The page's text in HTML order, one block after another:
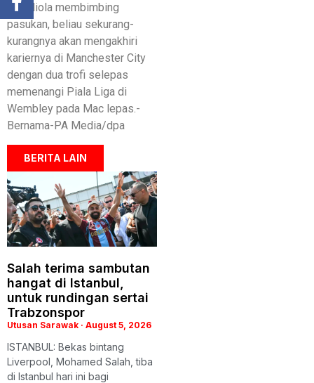
Guardiola membimbing
pasukan, beliau sekurang-
kurangnya akan mengakhiri
kariernya di Manchester City
dengan dua trofi selepas
memenangi Piala Liga di
Wembley pada Mac lepas.-
Bernama-PA Media/dpa
BERITA LAIN
Salah terima sambutan
hangat di Istanbul,
untuk rundingan sertai
Trabzonspor
Utusan Sarawak August 5, 2026
ISTANBUL: Bekas bintang
Liverpool, Mohamed Salah, tiba
di Istanbul hari ini bagi